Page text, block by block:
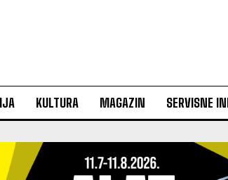
KULTURA MAGAZIN SERVISNE